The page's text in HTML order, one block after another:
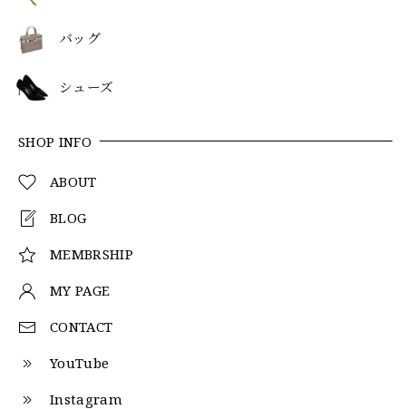
バッグ
シューズ
SHOP INFO
ABOUT
BLOG
MEMBRSHIP
MY PAGE
CONTACT
YouTube
Instagram